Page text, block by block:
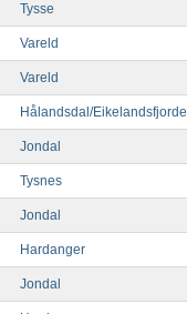
Tysse
Vareld
Vareld
Hålandsdal/
Jondal
Tysnes
Jondal
Hardanger
Jondal